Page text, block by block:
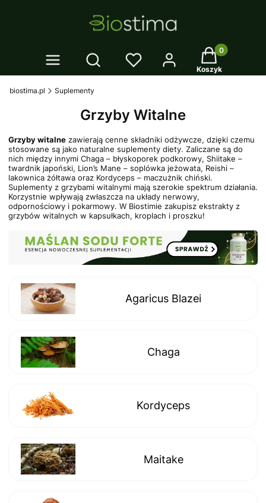
Otwórz wyszukiwarkę Twój koszyk:
Koszyk
biostima.pl Suplementy
Grzyby Witalne
Grzyby witalnezawierają cenne składniki odżywcze, dzięki czemu
stosowane są jako naturalne suplementy diety. Zaliczane są do
nich między innymi Chaga – błyskoporek podkorowy, Shiitake –
twardnik japoński, Lion’s Mane – soplówka jeżowata, Reishi –
lakownica żółtawa oraz Kordyceps – maczużnik chiński.
Suplementy z grzybami witalnymi mają szerokie spektrum działania.
Korzystnie wpływają zwłaszcza na układy nerwowy,
odpornościowy i pokarmowy. W Biostimie zakupisz ekstrakty z
grzybów witalnych w kapsułkach, kroplach i proszku!
Agaricus Blazei
Chaga
Kordyceps
Maitake